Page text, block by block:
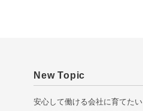
New Topic
安心して働ける会社に育てたい